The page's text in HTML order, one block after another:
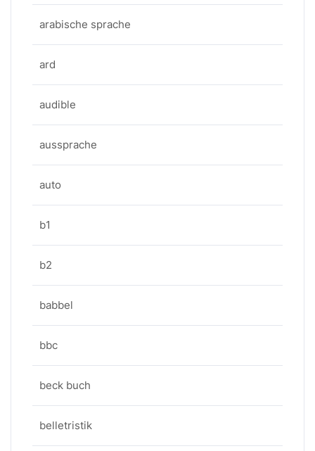
arabische sprache
ard
audible
aussprache
auto
b1
b2
babbel
bbc
beck buch
belletristik